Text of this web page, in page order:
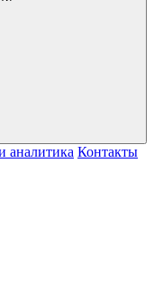
аналитика Контакты